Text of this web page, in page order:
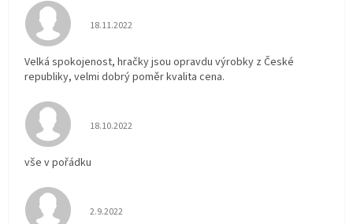
Hodnocení obchodu je 5 z 5 hvězdiček.
18.11.2022
Velká spokojenost, hračky jsou opravdu výrobky z České
republiky, velmi dobrý poměr kvalita cena.
Hodnocení obchodu je 5 z 5 hvězdiček.
18.10.2022
vše v pořádku
Hodnocení obchodu je 5 z 5 hvězdiček.
2.9.2022